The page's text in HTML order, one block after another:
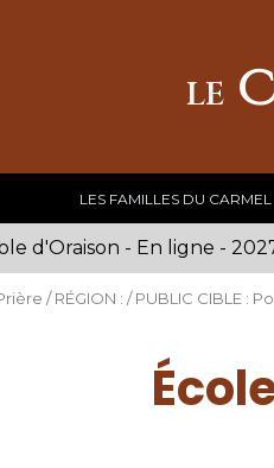
LE
LES FAMILLES DU CARMEL
d'Oraison - En ligne -
/ RÉGION : / PUBLIC CIBLE :